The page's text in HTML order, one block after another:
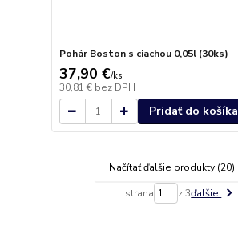
Pohár Boston s ciachou 0,05l (30ks)
37,90 €/ks
30,81 € bez DPH
Pridať do košíka
Načítať ďalšie produkty (20)
strana z 3ďalšie